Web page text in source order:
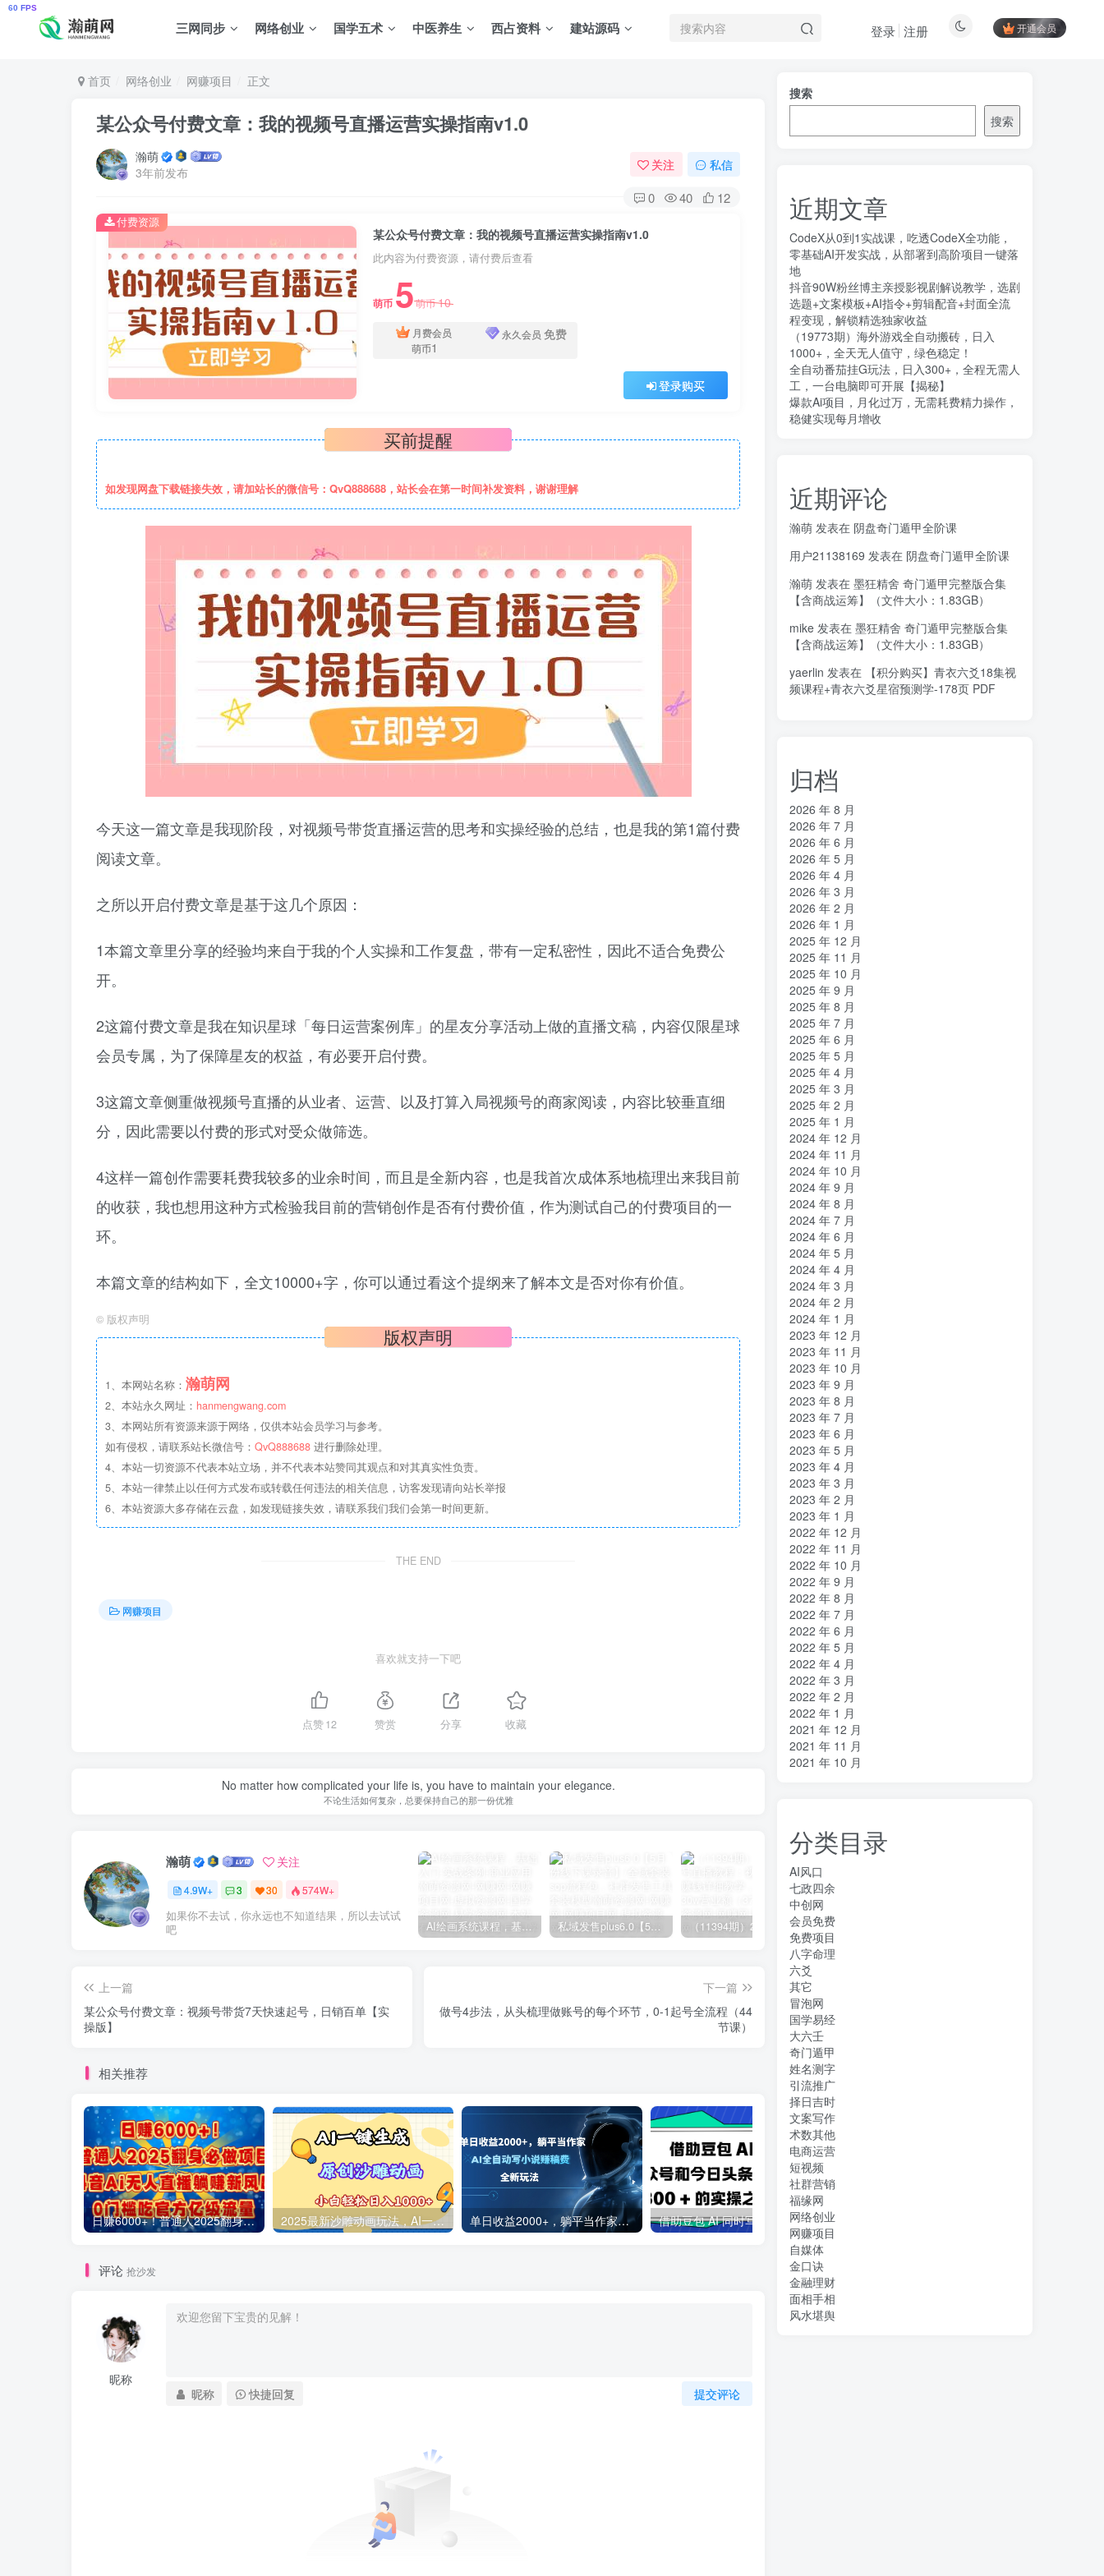
三网同步 网络创业 国学五术 中医养生 西占资料 建站源码 开通会员
登录 注册
首页 网络创业 网赚项目 正文
某公众号付费文章：我的视频号直播运营实操指南v1.0
瀚萌
3年前发布
关注 私信
0 40 12
某公众号付费文章：我的视频号直播运营实操指南v1.0
此内容为付费资源，请付费后查看
萌币 5萌币10
月费会员
萌币1
永久会员 免费
登录购买
付费资源
买前提醒
如发现网盘下载链接失效，请加站长的微信号：QvQ888688，站长会在第一时间补发资料，谢谢理解
今天这一篇文章是我现阶段，对视频号带货直播运营的思考和实操经验的总结，也是我的第1篇付费
阅读文章。
之所以开启付费文章是基于这几个原因：
1本篇文章里分享的经验均来自于我的个人实操和工作复盘，带有一定私密性，因此不适合免费公
开。
2这篇付费文章是我在知识星球「每日运营案例库」的星友分享活动上做的直播文稿，内容仅限星球
会员专属，为了保障星友的权益，有必要开启付费。
3这篇文章侧重做视频号直播的从业者、运营、以及打算入局视频号的商家阅读，内容比较垂直细
分，因此需要以付费的形式对受众做筛选。
4这样一篇创作需要耗费我较多的业余时间，而且是全新内容，也是我首次成体系地梳理出来我目前
的收获，我也想用这种方式检验我目前的营销创作是否有付费价值，作为测试自己的付费项目的一
环。
本篇文章的结构如下，全文10000+字，你可以通过看这个提纲来了解本文是否对你有价值。
© 版权声明
版权声明
1、本网站名称： 瀚萌网
2、本站永久网址： hanmengwang.com
3、本网站所有资源来源于网络，仅供本站会员学习与参考。
如有侵权，请联系站长微信号： QvQ888688 进行删除处理。
4、本站一切资源不代表本站立场，并不代表本站赞同其观点和对其真实性负责。
5、本站一律禁止以任何方式发布或转载任何违法的相关信息，访客发现请向站长举报
6、本站资源大多存储在云盘，如发现链接失效，请联系我们我们会第一时间更新。
THE END
网赚项目
喜欢就支持一下吧
点赞12 赞赏 分享 收藏
No matter how complicated your life is, you have to maintain your elegance.
不论生活如何复杂，总要保持自己的那一份优雅
瀚萌 关注
4.9W+ 3 30 574W+
如果你不去试，你永远也不知道结果，所以去试试
吧
AI绘画系统课程，基础入门-实战案例-商业应用 私域发售plus6.0【5月份线下课录音】/全域套装sop流程包，社群发售工具套装模型 （11394期）2024视频号直播教程：视频号如何赚钱详细教学，一场直播30w营业额（37节）
上一篇
某公众号付费文章：视频号带货7天快速起号，日销百单【实
操版】
下一篇
做号4步法，从头梳理做账号的每个环节，0-1起号全流程（44
节课）
相关推荐
日赚6000+！普通人2025翻身必做项目，抖音Ai无人直播躺赚新风口，0门槛吃官方亿级流量 2025最新沙雕动画玩法，AI一键生成，条条原创 轻松破千万播放，单日变现1K+，小白看完就会 单日收益2000+，躺平当作家，AI全自动写小说赚稿费，全新玩法 借助豆包 AI 同时写公众号和今日头条原创情感短文日赚 300 + 的实操之路，可矩形操作
评论 抢沙发
昵称
提交评论
昵称 快捷回复
搜索
搜索
近期文章
CodeX从0到1实战课，吃透CodeX全功能，
零基础AI开发实战，从部署到高阶项目一键落
地
抖音90W粉丝博主亲授影视剧解说教学，选剧
选题+文案模板+AI指令+剪辑配音+封面全流
程变现，解锁精选独家收益
（19773期）海外游戏全自动搬砖，日入
1000+，全天无人值守，绿色稳定！
全自动番茄挂G玩法，日入300+，全程无需人
工，一台电脑即可开展【揭秘】
爆款Ai项目，月化过万，无需耗费精力操作，
稳健实现每月增收
近期评论
瀚萌 发表在 阴盘奇门遁甲全阶课
用户21138169 发表在 阴盘奇门遁甲全阶课
瀚萌 发表在 墨狂精舍 奇门遁甲完整版合集
【含商战运筹】（文件大小：1.83GB）
mike 发表在 墨狂精舍 奇门遁甲完整版合集
【含商战运筹】（文件大小：1.83GB）
yaerlin 发表在 【积分购买】青衣六爻18集视
频课程+青衣六爻星宿预测学-178页 PDF
归档
2026 年 8 月
2026 年 7 月
2026 年 6 月
2026 年 5 月
2026 年 4 月
2026 年 3 月
2026 年 2 月
2026 年 1 月
2025 年 12 月
2025 年 11 月
2025 年 10 月
2025 年 9 月
2025 年 8 月
2025 年 7 月
2025 年 6 月
2025 年 5 月
2025 年 4 月
2025 年 3 月
2025 年 2 月
2025 年 1 月
2024 年 12 月
2024 年 11 月
2024 年 10 月
2024 年 9 月
2024 年 8 月
2024 年 7 月
2024 年 6 月
2024 年 5 月
2024 年 4 月
2024 年 3 月
2024 年 2 月
2024 年 1 月
2023 年 12 月
2023 年 11 月
2023 年 10 月
2023 年 9 月
2023 年 8 月
2023 年 7 月
2023 年 6 月
2023 年 5 月
2023 年 4 月
2023 年 3 月
2023 年 2 月
2023 年 1 月
2022 年 12 月
2022 年 11 月
2022 年 10 月
2022 年 9 月
2022 年 8 月
2022 年 7 月
2022 年 6 月
2022 年 5 月
2022 年 4 月
2022 年 3 月
2022 年 2 月
2022 年 1 月
2021 年 12 月
2021 年 11 月
2021 年 10 月
分类目录
AI风口
七政四余
中创网
会员免费
免费项目
八字命理
六爻
其它
冒泡网
国学易经
大六壬
奇门遁甲
姓名测字
引流推广
择日吉时
文案写作
术数其他
电商运营
短视频
社群营销
福缘网
网络创业
网赚项目
自媒体
金口诀
金融理财
面相手相
风水堪舆